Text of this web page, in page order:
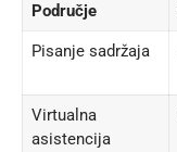
Područje
Pisanje sadržaja
Virtualna
asistencija